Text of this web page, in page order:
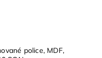
police, MDF,